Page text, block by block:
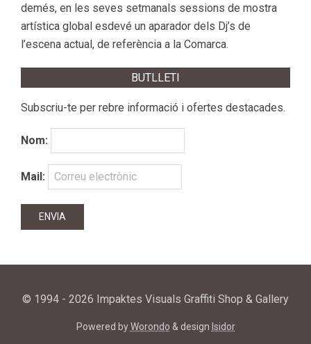
demés, en les seves setmanals sessions de mostra
artística global esdevé un aparador dels Dj’s de
l’escena actual, de referència a la Comarca.
BUTLLETI
Subscriu-te per rebre informació i ofertes destacades.
Nom:
Mail:
© 1994 - 2026 Impaktes Visuals Graffiti Shop & Gallery
Powered byWorondo & design Isidor